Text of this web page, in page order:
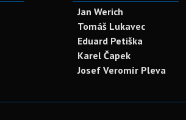
Jan Werich
Tomáš Lukavec
Eduard Petiška
Karel Čapek
Josef Veromír Pleva